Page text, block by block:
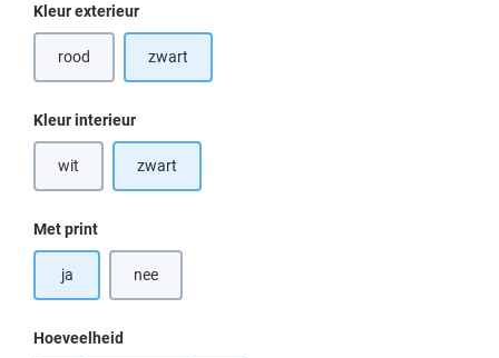
Selecteer
Kleur exterieur
rood(Deze optie is momenteel niet beschikbaar.)
zwart
Selecteer
Kleur interieur
wit(Deze optie is momenteel niet beschikbaar.)
zwart
Selecteer
Met print
ja nee
Hoeveelheid